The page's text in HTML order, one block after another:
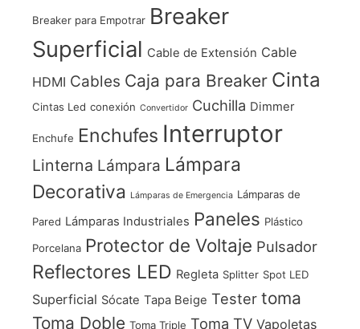
Breaker para Empotrar Breaker
Superficial Cable de Extensión Cable
HDMI Cables Caja para Breaker Cinta
Cintas Led conexión Convertidor Cuchilla Dimmer
Enchufe Enchufes Interruptor
Linterna Lámpara Lámpara
Decorativa
Lámparas de Emergencia Lámparas de
Pared Lámparas Industriales Paneles Plástico
Porcelana Protector de Voltaje Pulsador
Reflectores LED Regleta Splitter Spot LED
Superficial Sócate Tapa Beige Tester toma
Toma Doble Toma Triple Toma TV Vapoletas